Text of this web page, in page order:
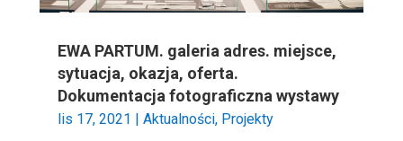
EWA PARTUM. galeria adres. miejsce,
sytuacja, okazja, oferta.
Dokumentacja fotograficzna wystawy
lis 17, 2021 | Aktualności, Projekty